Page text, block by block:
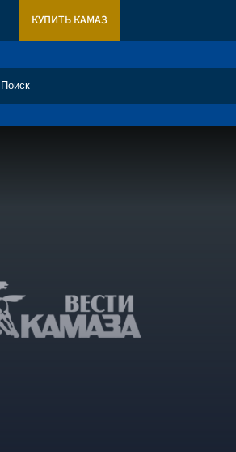
КУПИТЬ КАМАЗ